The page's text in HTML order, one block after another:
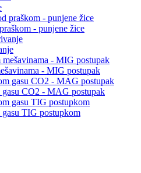
- punjene žice
- MIG postupak
gasu CO2 - MAG postupak
gasu TIG postupkom